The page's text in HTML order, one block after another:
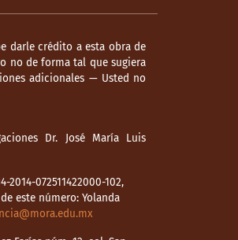
darle crédito a esta obra de
no de forma tal que sugiera
adicionales — Usted no
Dr. José María Luis
072511422000-102,
este número: Yolanda